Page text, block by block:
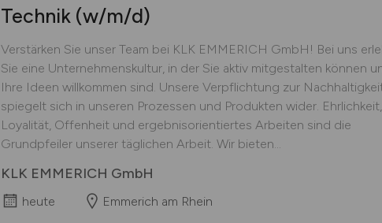
Technik (w/m/d)
Verstärken Sie unser Team bei KLK EMMERICH GmbH! Bei uns
Sie eine Unternehmenskultur, in der Sie aktiv mitgestalten können
Ihre Ideen willkommen sind. Unsere Verpflichtung zur
spiegelt sich in unseren Prozessen und Produkten wider. Ehrlichkeit,
Loyalität, Offenheit und ergebnisorientiertes Arbeiten sind die
Grundpfeiler unserer täglichen Arbeit. Wir bieten...
KLK EMMERICH GmbH
heute Emmerich am Rhein